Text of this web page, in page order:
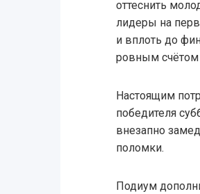
оттеснить
лидеры на
и вплоть до
ровным счётом
Настоящим
победителя
внезапно
поломки.
Подиум